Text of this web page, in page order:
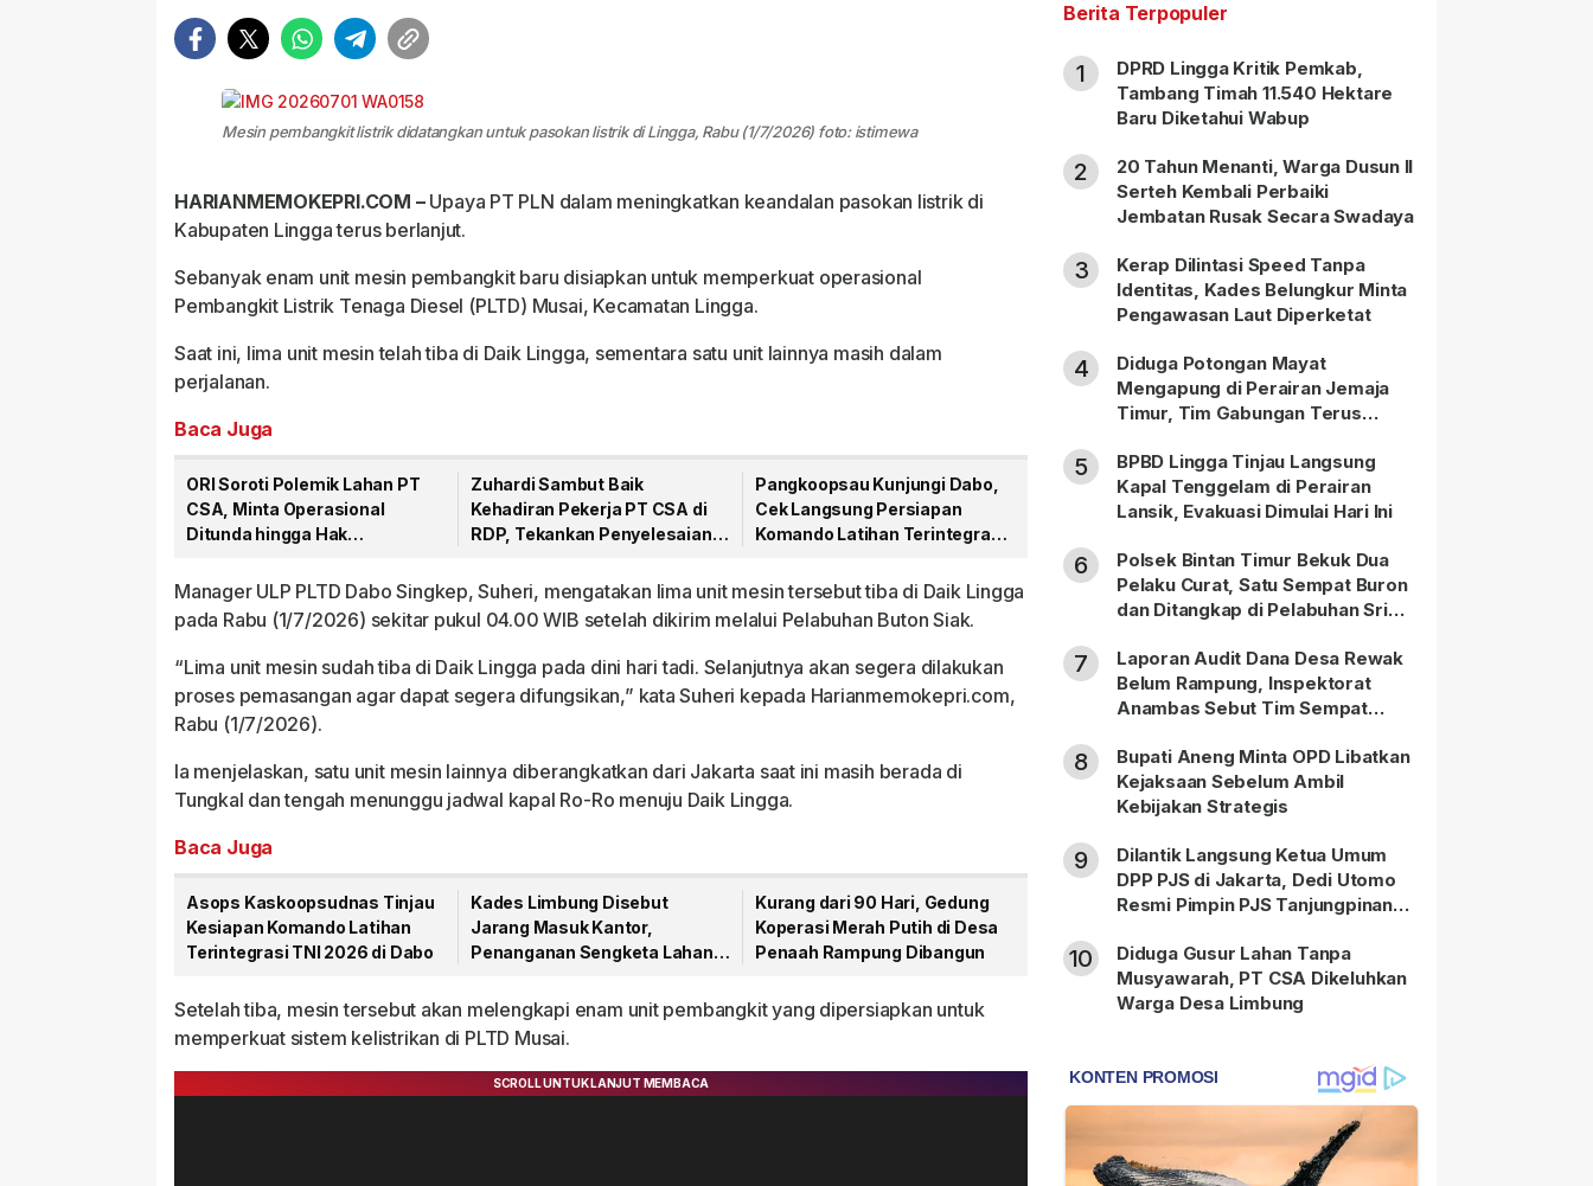
Mesin pembangkit listrik didatangkan untuk pasokan listrik di Lingga, Rabu (1/7/2026) foto: istimewa
HARIANMEMOKEPRI.COM –Upaya PT PLN dalam meningkatkan keandalan pasokan listrik di
Kabupaten Lingga terus berlanjut.
Sebanyak enam unit mesin pembangkit baru disiapkan untuk memperkuat operasional
Pembangkit Listrik Tenaga Diesel (PLTD) Musai, Kecamatan Lingga.
Saat ini, lima unit mesin telah tiba di Daik Lingga, sementara satu unit lainnya masih dalam
perjalanan.
Baca Juga
ORI Soroti Polemik Lahan PT
CSA, Minta Operasional
Ditunda hingga Hak
Zuhardi Sambut Baik
Kehadiran Pekerja PT CSA di
RDP, Tekankan Penyelesaian
Pangkoopsau Kunjungi Dabo,
Cek Langsung Persiapan
Komando Latihan Terintegrasi
Manager ULP PLTD Dabo Singkep, Suheri, mengatakan lima unit mesin tersebut tiba di Daik Lingga
pada Rabu (1/7/2026) sekitar pukul 04.00 WIB setelah dikirim melalui Pelabuhan Buton Siak.
“Lima unit mesin sudah tiba di Daik Lingga pada dini hari tadi. Selanjutnya akan segera dilakukan
proses pemasangan agar dapat segera difungsikan,” kata Suheri kepada Harianmemokepri.com,
Rabu (1/7/2026).
Ia menjelaskan, satu unit mesin lainnya diberangkatkan dari Jakarta saat ini masih berada di
Tungkal dan tengah menunggu jadwal kapal Ro-Ro menuju Daik Lingga.
Baca Juga
Asops Kaskoopsudnas Tinjau
Kesiapan Komando Latihan
Terintegrasi TNI 2026 di Dabo
Kades Limbung Disebut
Jarang Masuk Kantor,
Penanganan Sengketa Lahan
Kurang dari 90 Hari, Gedung
Koperasi Merah Putih di Desa
Penaah Rampung Dibangun
Setelah tiba, mesin tersebut akan melengkapi enam unit pembangkit yang dipersiapkan untuk
memperkuat sistem kelistrikan di PLTD Musai.
Berita Terpopuler
1
DPRD Lingga Kritik Pemkab,
Tambang Timah 11.540 Hektare
Baru Diketahui Wabup
2
20 Tahun Menanti, Warga Dusun II
Serteh Kembali Perbaiki
Jembatan Rusak Secara Swadaya
3
Kerap Dilintasi Speed Tanpa
Identitas, Kades Belungkur Minta
Pengawasan Laut Diperketat
4
Diduga Potongan Mayat
Mengapung di Perairan Jemaja
Timur, Tim Gabungan Terus
5
BPBD Lingga Tinjau Langsung
Kapal Tenggelam di Perairan
Lansik, Evakuasi Dimulai Hari Ini
6
Polsek Bintan Timur Bekuk Dua
Pelaku Curat, Satu Sempat Buron
dan Ditangkap di Pelabuhan Sri
7
Laporan Audit Dana Desa Rewak
Belum Rampung, Inspektorat
Anambas Sebut Tim Sempat
8
Bupati Aneng Minta OPD Libatkan
Kejaksaan Sebelum Ambil
Kebijakan Strategis
9
Dilantik Langsung Ketua Umum
DPP PJS di Jakarta, Dedi Utomo
Resmi Pimpin PJS Tanjungpinang-
10
Diduga Gusur Lahan Tanpa
Musyawarah, PT CSA Dikeluhkan
Warga Desa Limbung